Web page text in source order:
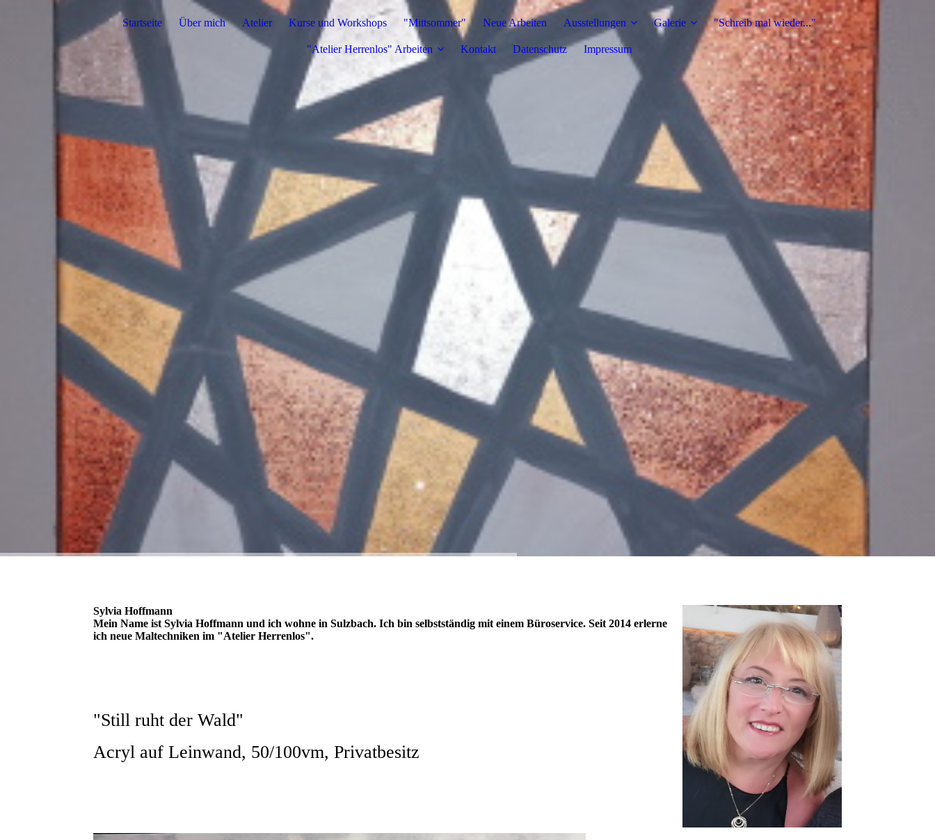
Startseite Über mich Atelier Kurse und Workshops "Mittsommer" Neue Arbeiten Ausstellungen Galerie "Schreib mal wieder..."
"Atelier Herrenlos" Arbeiten Kontakt Datenschutz Impressum
Sylvia Hoffmann
Mein Name ist Sylvia Hoffmann und ich wohne in Sulzbach. Ich bin selbstständig mit einem Büroservice. Seit 2014 erlerne
ich neue Maltechniken im "Atelier Herrenlos".
"Still ruht der Wald"
Acryl auf Leinwand, 50/100vm, Privatbesitz